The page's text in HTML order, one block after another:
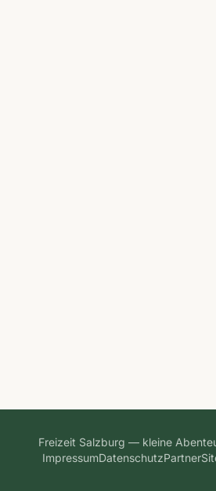
Freizeit Salzburg — kleine
ImpressumDatenschutzPartner